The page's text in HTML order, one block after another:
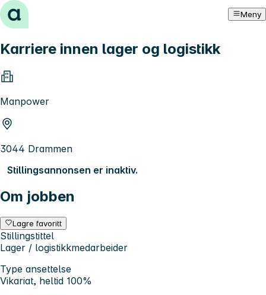
Hopp til innhold Meny
Karriere innen lager og logistikk
Manpower
3044 Drammen
Stillingsannonsen er inaktiv.
Om jobben
Lagre favoritt
Stillingstittel
Lager / logistikkmedarbeider
Type ansettelse
Vikariat, heltid 100%